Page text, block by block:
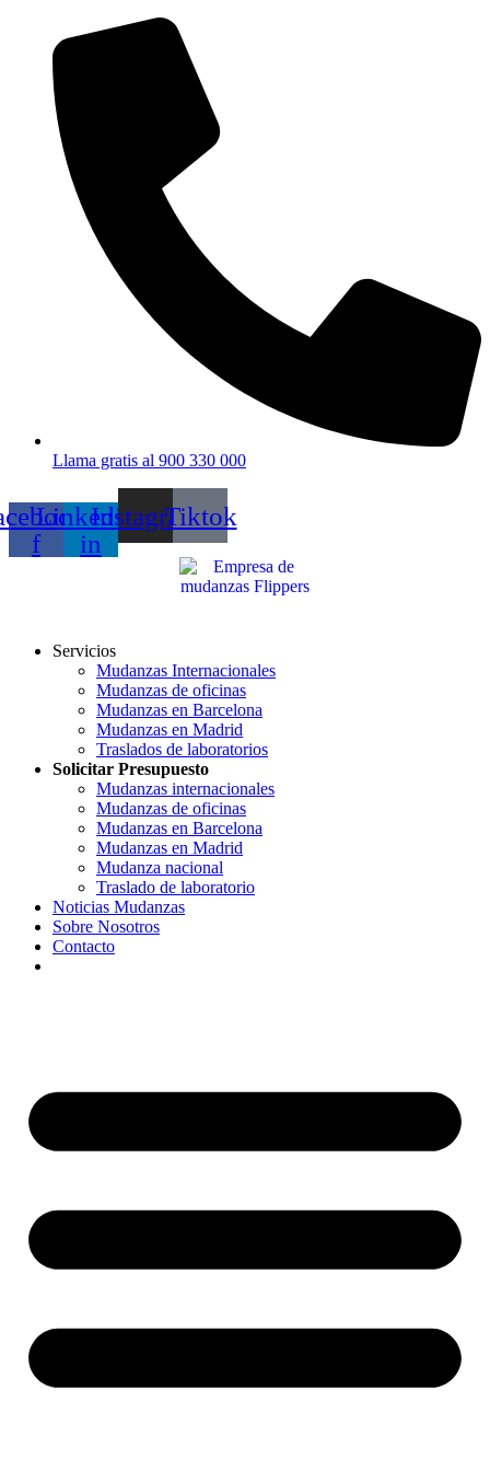
contenido
Llama gratis al 900 330 000
f
Linkedin-
in
InstagramTiktok
Servicios
Mudanzas Internacionales
Mudanzas de oficinas
Mudanzas en Barcelona
Mudanzas en Madrid
Traslados de laboratorios
Solicitar Presupuesto
Mudanzas internacionales
Mudanzas de oficinas
Mudanzas en Barcelona
Mudanzas en Madrid
Mudanza nacional
Traslado de laboratorio
Noticias Mudanzas
Sobre Nosotros
Contacto